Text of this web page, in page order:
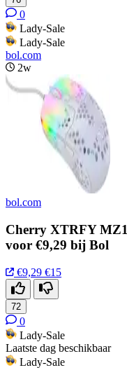
0
Lady-Sale
Lady-Sale
bol.com
2w
bol.com
Cherry XTRFY
voor €9,29 bij Bol
€9,29 €15
72
0
Lady-Sale
Laatste dag beschikbaar
Lady-Sale